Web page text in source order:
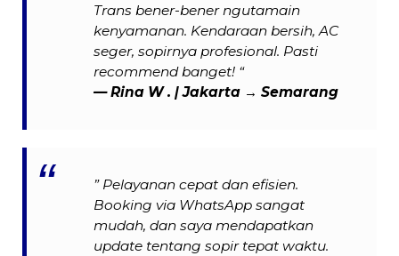
Trans bener-bener ngutamain
kenyamanan. Kendaraan bersih, AC
seger, sopirnya profesional. Pasti
recommend banget! “
—Rina W . | Jakarta → Semarang
” Pelayanan cepat dan efisien.
Booking via WhatsApp sangat
mudah, dan saya mendapatkan
update tentang sopir tepat waktu.